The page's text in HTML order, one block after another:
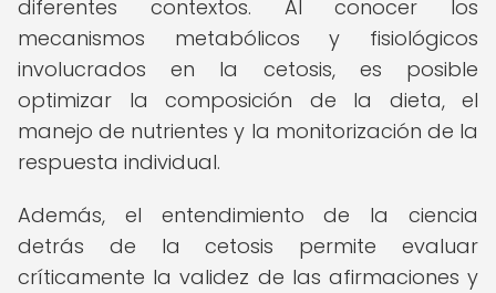
diferentes contextos. Al conocer los
mecanismos metabólicos y fisiológicos
involucrados en la cetosis, es posible
optimizar la composición de la dieta, el
manejo de nutrientes y la monitorización de la
respuesta individual.
Además, el entendimiento de la ciencia
detrás de la cetosis permite evaluar
críticamente la validez de las afirmaciones y